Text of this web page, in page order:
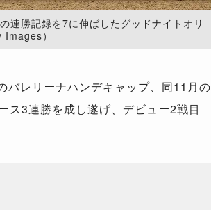
連勝記録を7に伸ばしたグッドナイトオリ
）
レリーナハンデキャップ、同11月の
ス3連勝を成し遂げ、デビュー2戦目